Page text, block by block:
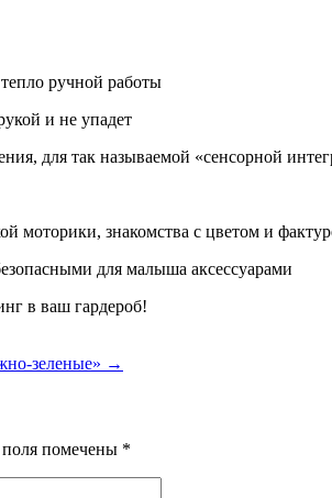
ручной работы
и не упадет
для так называемой «сенсорной
моторики, знакомства с цветом и
для малыша аксессуарами
в ваш гардероб!
зеленые» →
помечены *